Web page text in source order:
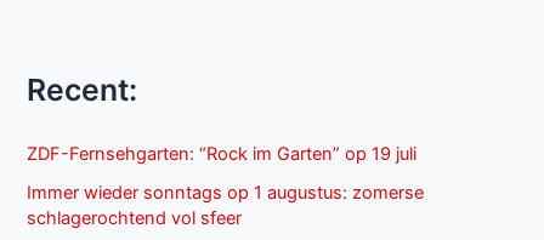
Recent:
ZDF-Fernsehgarten: “Rock im Garten” op 19 juli
Immer wieder sonntags op 1 augustus: zomerse
schlagerochtend vol sfeer